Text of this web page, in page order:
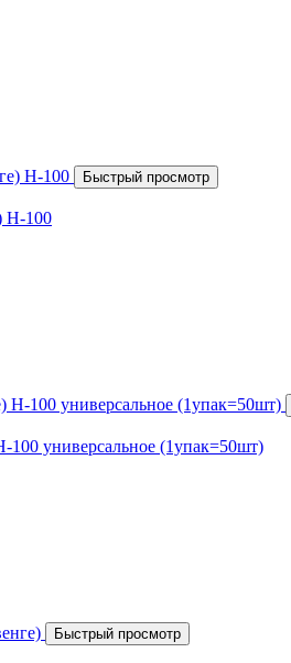
Быстрый просмотр
Н-100
100 универсальное (1упак=50шт)
Быстрый просмотр